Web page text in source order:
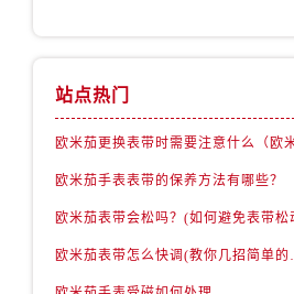
站点热门
欧米茄手表表带的保养方法有哪些？
欧米茄表带会松吗？(如何避免表带松
欧米茄